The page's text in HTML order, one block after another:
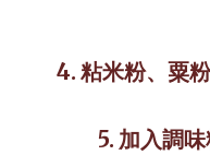
4. 粘米粉、粟
5. 加入調